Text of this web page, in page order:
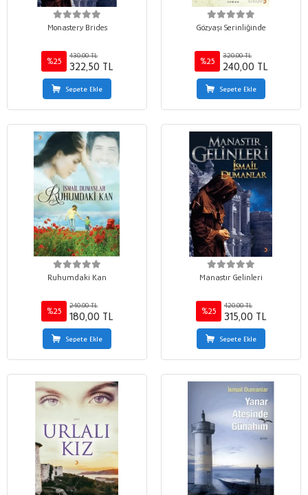
Monastery Brides
%25
430,00 TL
322,50 TL
Sepete Ekle
Gözyaşı Serinliğinde
%25
320,00 TL
240,00 TL
Sepete Ekle
Ruhumdaki Kan
%25
240,00 TL
180,00 TL
Sepete Ekle
Manastır Gelinleri
%25
420,00 TL
315,00 TL
Sepete Ekle